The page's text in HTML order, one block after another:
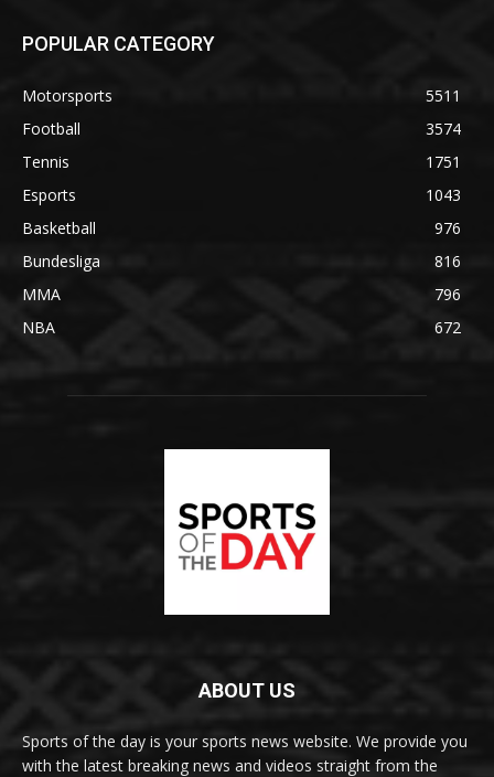
POPULAR CATEGORY
Motorsports
5511
Football
3574
Tennis
1751
Esports
1043
Basketball
976
Bundesliga
816
MMA
796
NBA
672
ABOUT US
Sports of the day is your sports news website. We provide you
with the latest breaking news and videos straight from the